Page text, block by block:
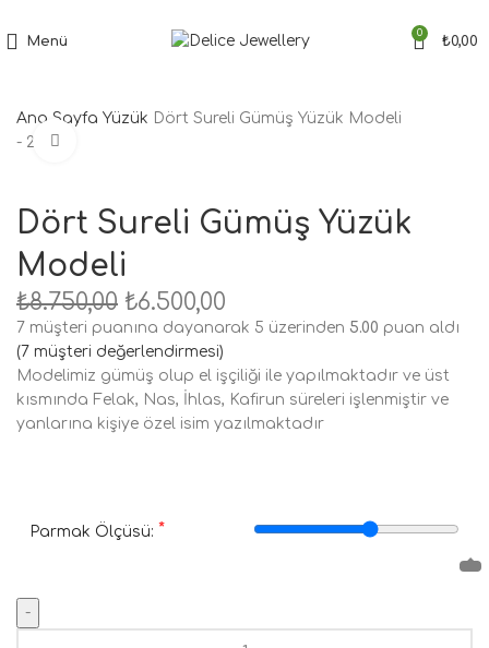
Menü
0
₺0,00
Ana Sayfa Yüzük Dört Sureli Gümüş Yüzük Modeli
- 26%
Dört Sureli Gümüş Yüzük
Modeli
₺8.750,00 ₺6.500,00
7 müşteri puanına dayanarak 5 üzerinden 5.00 puan aldı
(7 müşteri değerlendirmesi)
Modelimiz gümüş olup el işçiliği ile yapılmaktadır ve üst
kısmında Felak, Nas, İhlas, Kafirun süreleri işlenmiştir ve
yanlarına kişiye özel isim yazılmaktadır
Parmak Ölçüsü: *